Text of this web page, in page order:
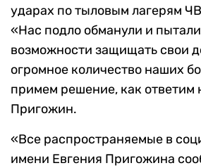
ударах по тыловым лагерям
«Нас подло обманули и
возможности защищать свои
огромное количество наших
примем решение, как ответим
Пригожин.
«Все распространяемые в
имени Евгения Пригожина